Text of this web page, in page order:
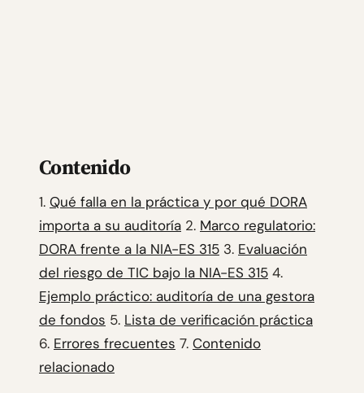
Contenido
1. Qué falla en la práctica y por qué DORA
importa a su auditoría 2. Marco regulatorio:
DORA frente a la NIA-ES 315 3. Evaluación
del riesgo de TIC bajo la NIA-ES 315 4.
Ejemplo práctico: auditoría de una gestora
de fondos 5. Lista de verificación práctica
6. Errores frecuentes 7. Contenido
relacionado